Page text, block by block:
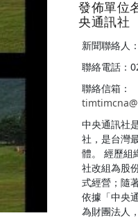
發佈單位
央通訊社
新聞聯絡人
聯絡電話：
聯絡信箱：
中央通訊社
社，是台灣
體。 經歷組
社改組為股
式經營；隨
依據「中央
為財團法人